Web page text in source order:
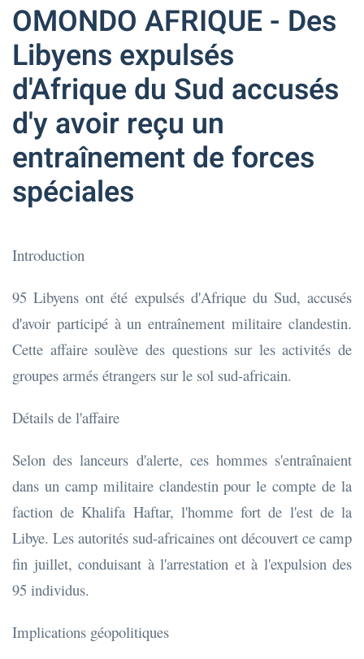
OMONDO AFRIQUE - Des
Libyens expulsés
d'Afrique du Sud accusés
d'y avoir reçu un
entraînement de forces
spéciales
Introduction
95 Libyens ont été expulsés d'Afrique du Sud, accusés
d'avoir participé à un entraînement militaire clandestin.
Cette affaire soulève des questions sur les activités de
groupes armés étrangers sur le sol sud-africain.
Détails de l'affaire
Selon des lanceurs d'alerte, ces hommes s'entraînaient
dans un camp militaire clandestin pour le compte de la
faction de Khalifa Haftar, l'homme fort de l'est de la
Libye. Les autorités sud-africaines ont découvert ce camp
fin juillet, conduisant à l'arrestation et à l'expulsion des
95 individus.
Implications géopolitiques